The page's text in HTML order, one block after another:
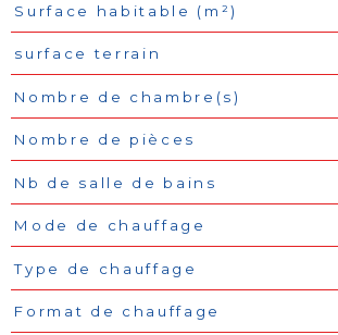
Surface habitable (m²)
surface terrain
Nombre de chambre(s)
Nombre de pièces
Nb de salle de bains
Mode de chauffage
Type de chauffage
Format de chauffage